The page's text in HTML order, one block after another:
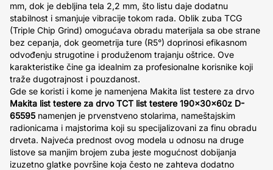
mm, dok je debljina tela 2,2 mm, što listu daje dodatnu
stabilnost i smanjuje vibracije tokom rada. Oblik zuba TCG
(Triple Chip Grind) omogućava obradu materijala sa obe strane
bez cepanja, dok geometrija ture (R5°) doprinosi efikasnom
odvođenju strugotine i produženom trajanju oštrice. Ove
karakteristike čine ga idealnim za profesionalne korisnike koji
traže dugotrajnost i pouzdanost.
Gde se koristi i kome je namenjena Makita list testere za drvo
Makita list testere za drvo TCT list testere 190x30x60z D-
65595 namenjen je prvenstveno stolarima, nameštajskim
radionicama i majstorima koji su specijalizovani za finu obradu
drveta. Najveća prednost ovog modela u odnosu na druge
listove sa manjim brojem zuba jeste mogućnost dobijanja
izuzetno glatke površine koja često ne zahteva dodatno